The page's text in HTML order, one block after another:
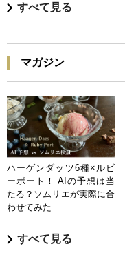
すべて見る
マガジン
ハーゲンダッツ6種×ルビ
ーポート！ AIの予想は当
たる？ソムリエが実際に合
わせてみた
すべて見る